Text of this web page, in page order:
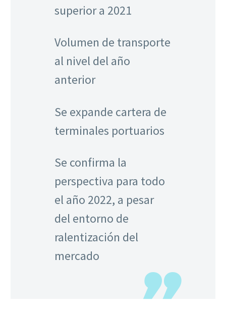
superior a 2021
Volumen de transporte
al nivel del año
anterior
Se expande cartera de
terminales portuarios
Se confirma la
perspectiva para todo
el año 2022, a pesar
del entorno de
ralentización del
mercado